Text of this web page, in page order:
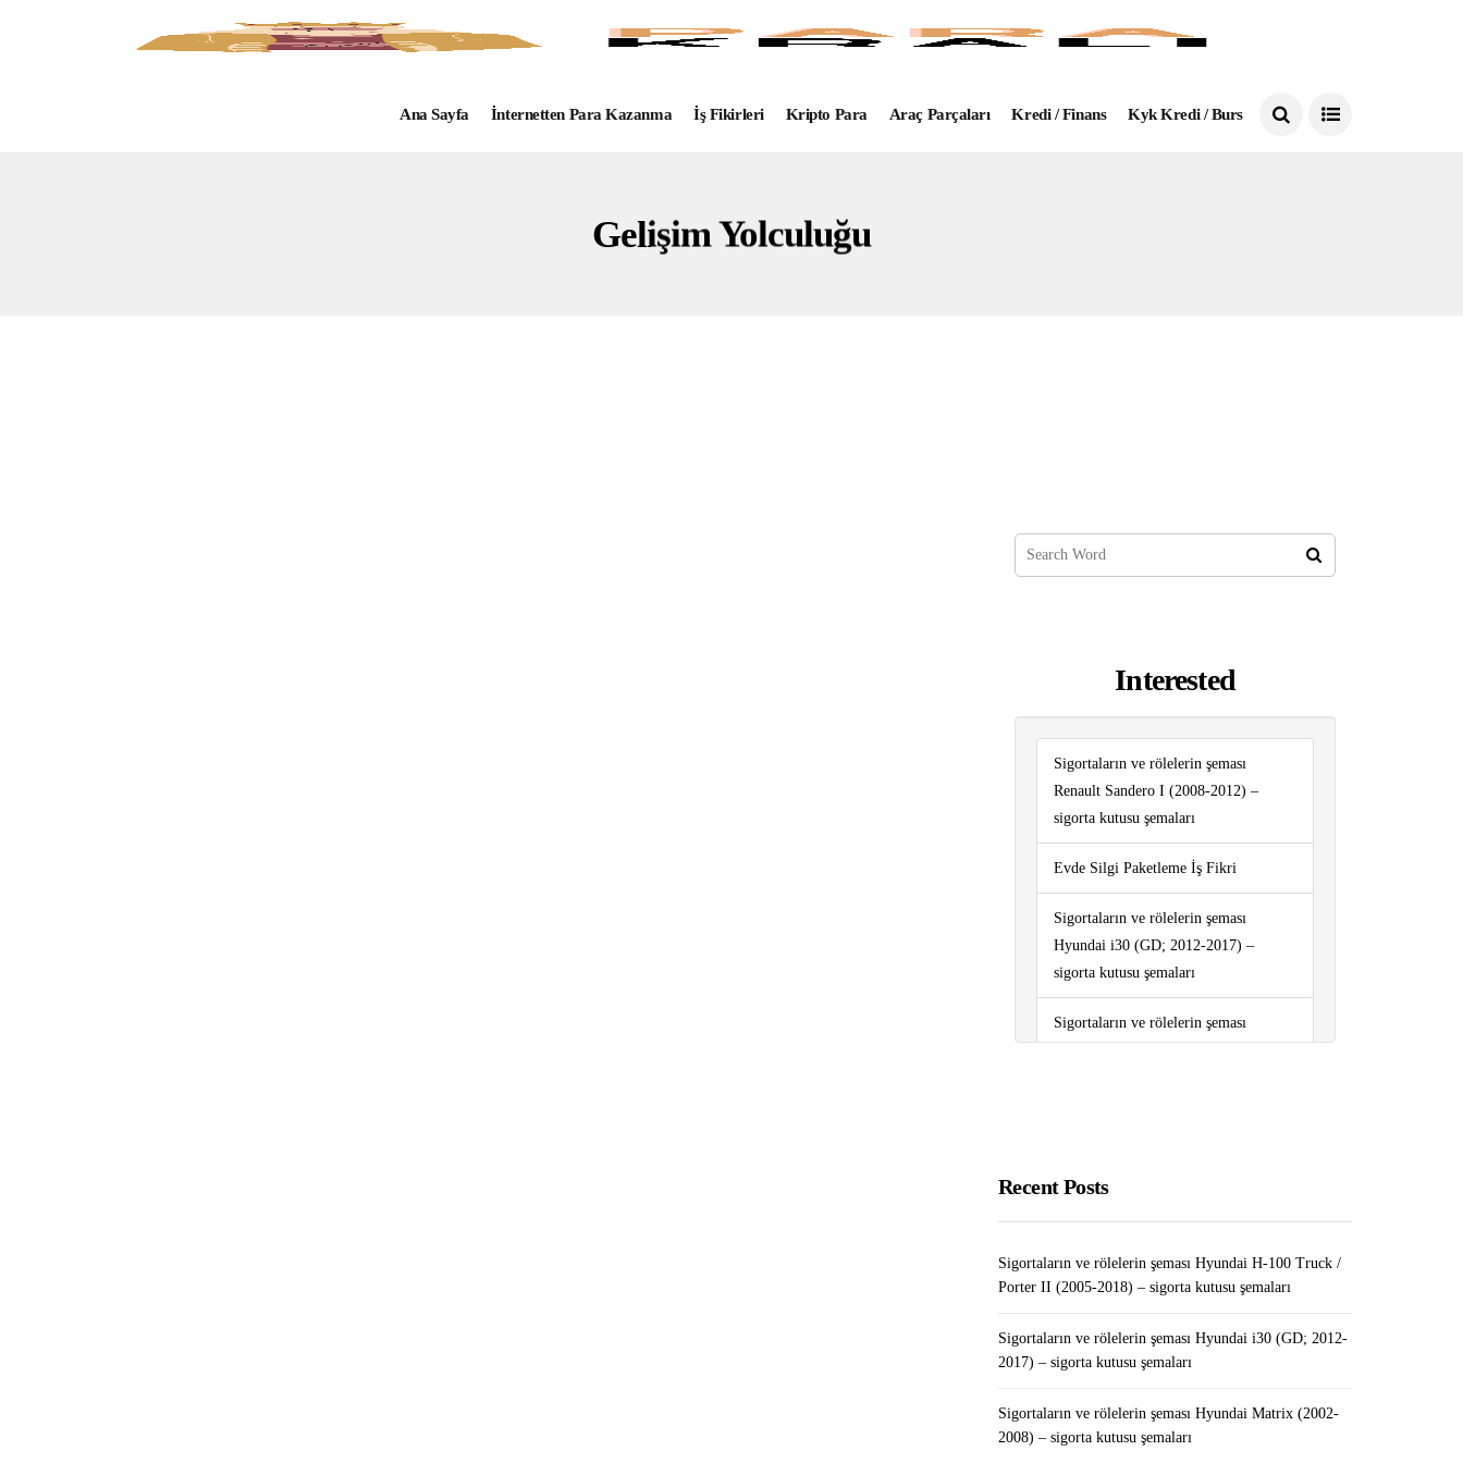
Ana Sayfa İnternetten Para Kazanma İş Fikirleri Kripto Para Araç Parçaları Kredi / Finans Kyk Kredi / Burs
Gelişim Yolculuğu
Interested
Sigortaların ve rölelerin şeması
Renault Sandero I (2008-2012) –
sigorta kutusu şemaları
Evde Silgi Paketleme İş Fikri
Sigortaların ve rölelerin şeması
Hyundai i30 (GD; 2012-2017) –
sigorta kutusu şemaları
Sigortaların ve rölelerin şeması
Sigortaların ve rölelerin şeması
Renault Fluence (2010-2018) – sigorta
Recent Posts
Sigortaların ve rölelerin şeması Hyundai H-100 Truck /
Porter II (2005-2018) – sigorta kutusu şemaları
Sigortaların ve rölelerin şeması Hyundai i30 (GD; 2012-
2017) – sigorta kutusu şemaları
Sigortaların ve rölelerin şeması Hyundai Matrix (2002-
2008) – sigorta kutusu şemaları